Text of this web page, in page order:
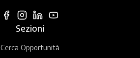
Sezioni
Cerca Opportunità